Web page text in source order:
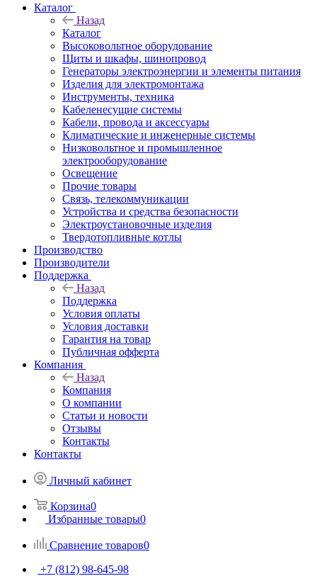
Каталог
Назад
Каталог
Высоковольтное оборудование
Щиты и шкафы, шинопровод
Генераторы электроэнергии и элементы питания
Изделия для электромонтажа
Инструменты, техника
Кабеленесущие системы
Кабели, провода и аксессуары
Климатические и инженерные системы
Низковольтное и промышленное
электрооборудование
Освещение
Прочие товары
Связь, телекоммуникации
Устройства и средства безопасности
Электроустановочные изделия
Твердотопливные котлы
Производство
Производители
Поддержка
Назад
Поддержка
Условия оплаты
Условия доставки
Гарантия на товар
Публичная офферта
Компания
Назад
Компания
О компании
Статьи и новости
Отзывы
Контакты
Контакты
Личный кабинет
Корзина0
Избранные товары0
Сравнение товаров0
+7 (812) 98-645-98